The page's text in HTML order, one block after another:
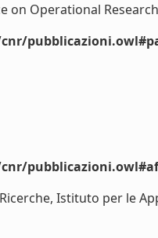
on Operational
Istituto per le